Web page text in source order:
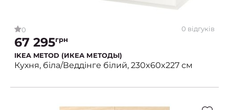
0 0 відгуків
67 295грн
IKEA METOD (ИКЕА МЕТОДЫ)
Кухня, біла/Веддінге білий, 230x60x227 см